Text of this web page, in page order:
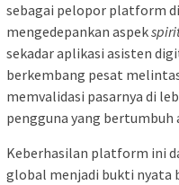
sebagai pelopor platform
mengedepankan aspek
sekadar aplikasi asisten
berkembang pesat
memvalidasi pasarnya di
pengguna yang bertumbuh
Keberhasilan platform ini
global menjadi bukti nyata